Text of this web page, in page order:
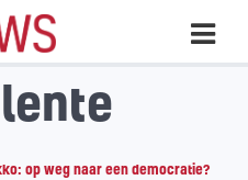
op weg naar een democratie?